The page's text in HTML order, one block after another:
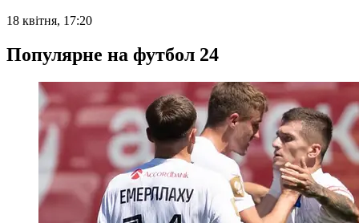
18 квітня, 17:20
Популярне на футбол 24